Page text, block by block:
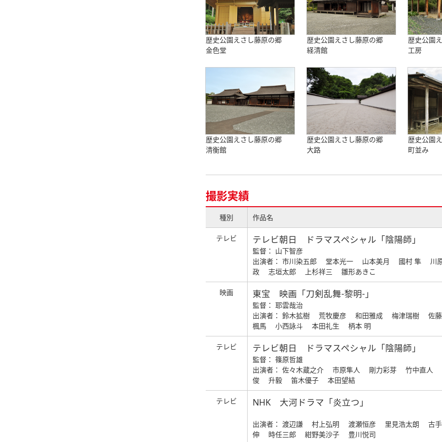
歴史公園えさし藤原の郷
金色堂
歴史公園えさし藤原の郷
経清館
歴史公園
工房
歴史公園えさし藤原の郷
清衡館
歴史公園えさし藤原の郷
大路
歴史公園
町並み
撮影実績
種別 作品名
テレビ テレビ朝日 ドラマスペシャル「陰陽師」
監督： 山下智彦
出演者： 市川染五郎 堂本光一 山本美月 國村 隼 川
政 志垣太郎 上杉祥三 雛形あきこ
映画 東宝 映画「刀剣乱舞-黎明-」
監督： 耶雲哉治
出演者： 鈴木拡樹 荒牧慶彦 和田雅成 梅津瑞樹 佐
楓馬 小西詠斗 本田礼生 柄本 明
テレビ テレビ朝日 ドラマスペシャル「陰陽師」
監督： 篠原哲雄
出演者： 佐々木蔵之介 市原隼人 剛力彩芽 竹中直
俊 升毅 笛木優子 本田望結
テレビ NHK 大河ドラマ「炎立つ」
出演者： 渡辺謙 村上弘明 渡瀬恒彦 里見浩太朗 古
伸 時任三郎 紺野美沙子 豊川悦司